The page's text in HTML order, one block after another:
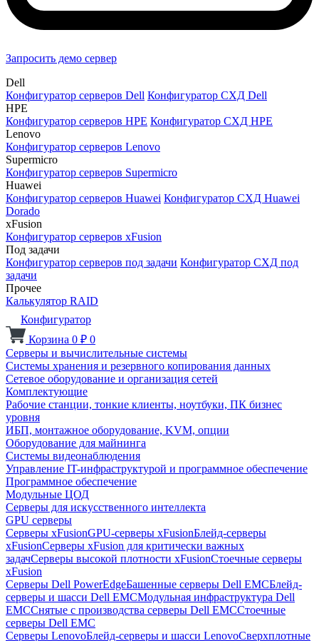
Запросить демо сервер
Dell
Конфигуратор серверов Dell Конфигуратор СХД Dell
HPE
Конфигуратор серверов HPE Конфигуратор СХД HPE
Lenovo
Конфигуратор серверов Lenovo
Supermicro
Конфигуратор серверов Supermicro
Huawei
Конфигуратор серверов Huawei Конфигуратор СХД Huawei
Dorado
xFusion
Конфигуратор серверов xFusion
Под задачи
Конфигуратор серверов под задачи Конфигуратор СХД под
задачи
Прочее
Калькулятор RAID
Конфигуратор
Корзина 0 ₽ 0
Серверы и вычислительные системы
Системы хранения и резервного копирования данных
Сетевое оборудование и организация сетей
Комплектующие
Рабочие станции, тонкие клиенты, ноутбуки, ПК бизнес
уровня
ИБП, монтажное оборудование, KVM, опции
Оборудование для майнинга
Системы видеонаблюдения
Управление IT-инфраструктурой и программное обеспечение
Программное обеспечение
Модульные ЦОД
Серверы для искусственного интеллекта
GPU серверы
Серверы xFusionGPU-серверы xFusionБлейд-серверы
xFusionСерверы xFusion для критически важных
задачСерверы высокой плотности xFusionСтоечные серверы
xFusion
Серверы Dell PowerEdgeБашенные серверы Dell EMCБлейд-
серверы и шасси Dell EMCМодульная инфраструктура Dell
EMCСнятые с производства серверы Dell EMCСтоечные
серверы Dell EMC
Серверы LenovoБлейд-серверы и шасси LenovoСверхплотные